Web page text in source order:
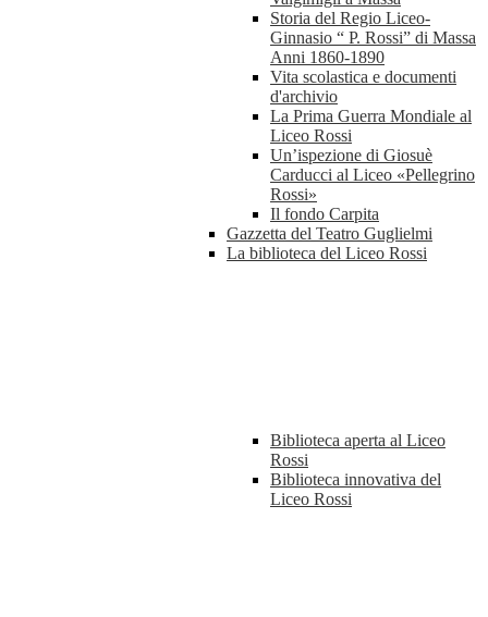
Storia del Regio Liceo-
Ginnasio “ P. Rossi” di Massa
Anni 1860-1890
Vita scolastica e documenti
d'archivio
La Prima Guerra Mondiale al
Liceo Rossi
Un’ispezione di Giosuè
Carducci al Liceo «Pellegrino
Rossi»
Il fondo Carpita
Gazzetta del Teatro Guglielmi
La biblioteca del Liceo Rossi
Biblioteca aperta al Liceo
Rossi
Biblioteca innovativa del
Liceo Rossi